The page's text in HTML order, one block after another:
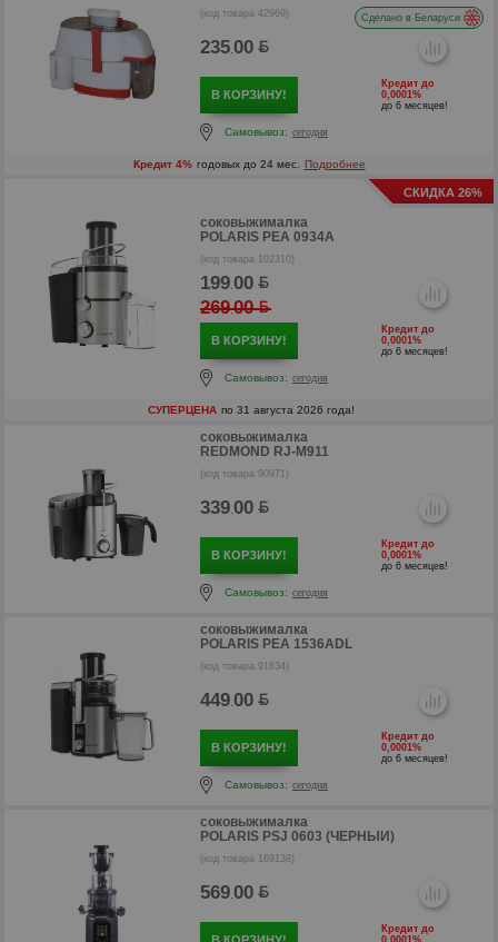
р
р
(код товара 42969) Сделано в Беларуси
235.00
В КОРЗИНУ!
Кредит до
0,0001%
до 6 месяцев!
Самовывоз: сегодня
Кредит 4% годовых до 24 мес. Подробнее
СКИДКА 26%
соковыжималка
POLARIS PEA 0934A
(код товара 102310)
199.00
269.00
В КОРЗИНУ!
Кредит до
0,0001%
до 6 месяцев!
Самовывоз: сегодня
СУПЕРЦЕНА по 31 августа 2026 года!
соковыжималка
REDMOND RJ-M911
(код товара 90971)
339.00
В КОРЗИНУ!
Кредит до
0,0001%
до 6 месяцев!
Самовывоз: сегодня
соковыжималка
POLARIS PEA 1536ADL
(код товара 91634)
449.00
В КОРЗИНУ!
Кредит до
0,0001%
до 6 месяцев!
Самовывоз: сегодня
соковыжималка
POLARIS PSJ 0603 (ЧЕРНЫЙ)
(код товара 169138)
569.00
Кредит до
0,0001%